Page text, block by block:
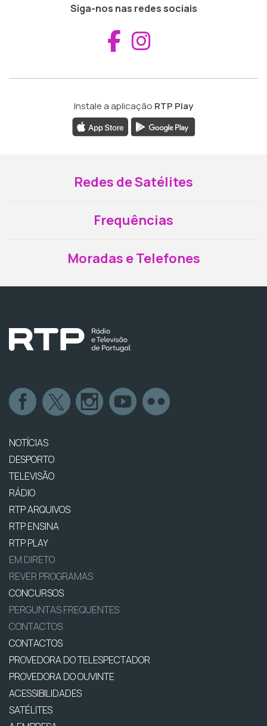
Siga-nos nas redes sociais
Aceder ao
Instale a aplicação RTP Play
Redes de Satélites
Frequências
Moradas e Telefones
NOTÍCIAS
DESPORTO
TELEVISÃO
RÁDIO
RTP ARQUIVOS
RTP ENSINA
RTP PLAY
EM DIRETO
REVER PROGRAMAS
CONCURSOS
PERGUNTAS FREQUENTES
CONTACTOS
CONTACTOS
PROVEDORA DO TELESPECTADOR
PROVEDORA DO OUVINTE
ACESSIBILIDADES
SATÉLITES